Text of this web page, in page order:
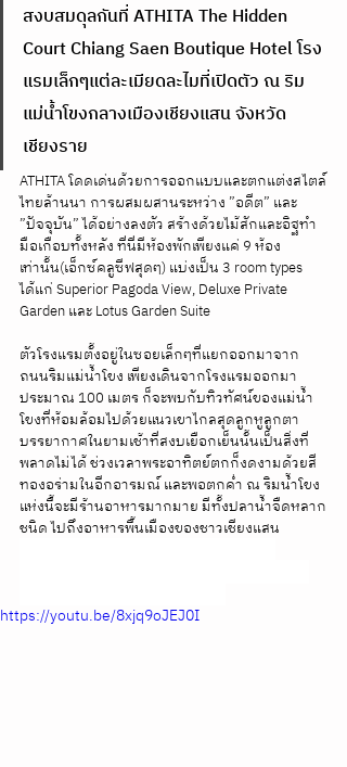
สงบสมดุลกันที่ ATHITA The Hidden
Court Chiang Saen Boutique Hotel โรง
แรมเล็กๆแต่ละเมียดละไมที่เปิดตัว ณ ริม
แม่น้ำโขงกลางเมืองเชียงแสน จังหวัด
เชียงราย
ATHITA โดดเด่นด้วยการออกแบบและตกแต่งสไตล์
ไทยล้านนา การผสมผสานระหว่าง ”อดีต” และ
”ปัจจุบัน” ได้อย่างลงตัว สร้างด้วยไม้สักและอิฐทำ
มือเกือบทั้งหลัง ที่นี่มีห้องพักเพียงแค่ 9 ห้อง
เท่านั้น(เอ็กซ์คลูซีฟสุดๆ) แบ่งเป็น 3 room types
ได้แก่ Superior Pagoda View, Deluxe Private
Garden และ Lotus Garden Suite
ตัวโรงแรมตั้งอยู่ในซอยเล็กๆที่แยกออกมาจาก
ถนนริมแม่น้ำโขง เพียงเดินจากโรงแรมออกมา
ประมาณ 100 เมตร ก็จะพบกับทิวทัศน์ของแม่น้ำ
โขงที่ห้อมล้อมไปด้วยแนวเขาไกลสุดลูกหูลูกตา
บรรยากาศในยามเช้าที่สงบเยือกเย็นนั้นเป็นสิ่งที่
พลาดไม่ได้ ช่วงเวลาพระอาทิตย์ตกก็งดงามด้วยสี
ทองอร่ามในอีกอารมณ์ และพอตกค่ำ ณ ริมน้ำโขง
แห่งนี้จะมีร้านอาหารมากมาย มีทั้งปลาน้ำจืดหลาก
ชนิด ไปถึงอาหารพื้นเมืองของชาวเชียงแสน
https://youtu.be/8xjq9oJEJ0I